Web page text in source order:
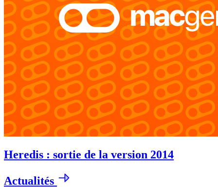
Heredis : sortie de la version 2014
Actualités